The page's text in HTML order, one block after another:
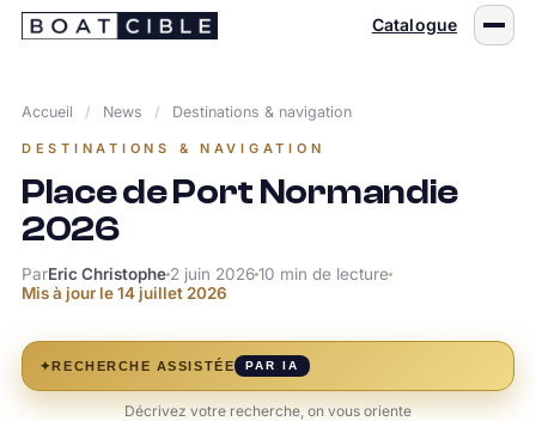
Passer
Catalogue
Accueil / News / Destinations & navigation
DESTINATIONS & NAVIGATION
Place de Port Normandie
2026
ParEric Christophe2 juin 202610 min de lecture
Mis à jour le14 juillet 2026
✦RECHERCHE ASSISTÉE PAR IA
Décrivez votre recherche, on vous oriente